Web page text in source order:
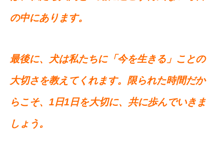
の中にあります。
最後に、犬は私たちに「今を生きる」ことの
大切さを教えてくれます。限られた時間だか
らこそ、1日1日を大切に、共に歩んでいきま
しょう。